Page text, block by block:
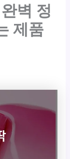
벽 정
제품